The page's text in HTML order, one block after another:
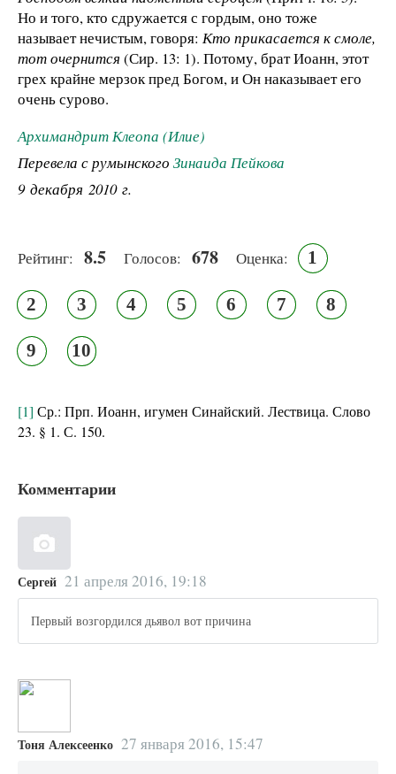
Но и того, кто сдружается с гордым, оно тоже
называет нечистым, говоря: Кто прикасается к смоле,
тот очернится (Сир. 13: 1). Потому, брат Иоанн, этот
грех крайне мерзок пред Богом, и Он наказывает его
очень сурово.
Архимандрит Клеопа (Илие)
Перевела с румынского Зинаида Пейкова
9 декабря 2010 г.
Рейтинг: 8.5 Голосов: 678 Оценка: 1
2 3 4 5 6 7 8
9 10
[1] Ср.: Прп. Иоанн, игумен Синайский. Лествица. Слово
23. § 1. С. 150.
Комментарии
Сергей 21 апреля 2016, 19:18
Первый возгордился дьявол вот причина
Тоня Алексеенко 27 января 2016, 15:47